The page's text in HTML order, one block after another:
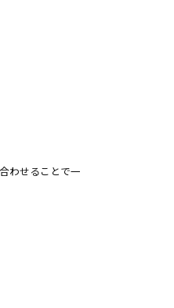
わせることで一